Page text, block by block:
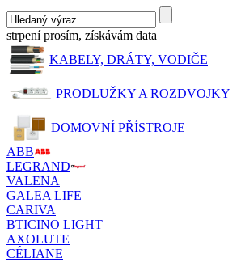
strpení prosím, získávám data
KABELY, DRÁTY, VODIČE
PRODLUŽKY A ROZDVOJKY
DOMOVNÍ PŘÍSTROJE
ABB
LEGRAND
VALENA
GALEA LIFE
CARIVA
BTICINO LIGHT
AXOLUTE
CÉLIANE